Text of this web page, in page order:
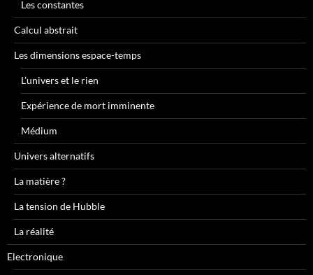
Les constantes
Calcul abstrait
Les dimensions espace-temps
L’univers et le rien
Expérience de mort imminente
Médium
Univers alternatifs
La matière ?
La tension de Hubble
La réalité
Electronique